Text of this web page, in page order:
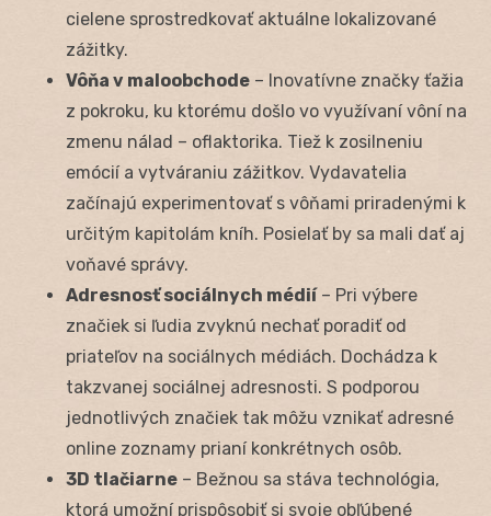
cielene sprostredkovať aktuálne lokalizované
zážitky.
Vôňa v maloobchode – Inovatívne značky ťažia
z pokroku, ku ktorému došlo vo využívaní vôní na
zmenu nálad – oflaktorika. Tiež k zosilneniu
emócií a vytváraniu zážitkov. Vydavatelia
začínajú experimentovať s vôňami priradenými k
určitým kapitolám kníh. Posielať by sa mali dať aj
voňavé správy.
Adresnosť sociálnych médií– Pri výbere
značiek si ľudia zvyknú nechať poradiť od
priateľov na sociálnych médiách. Dochádza k
takzvanej sociálnej adresnosti. S podporou
jednotlivých značiek tak môžu vznikať adresné
online zoznamy prianí konkrétnych osôb.
3D tlačiarne – Bežnou sa stáva technológia,
ktorá umožní prispôsobiť si svoje obľúbené